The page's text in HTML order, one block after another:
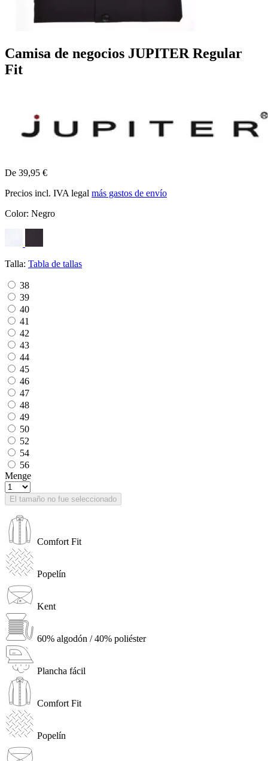
Camisa de negocios JUPITER Regular
Fit
De 39,95 €
Precios incl. IVA legal más gastos de envío
Color: Negro
Talla: Tabla de tallas
38
39
40
41
42
43
44
45
46
47
48
49
50
52
54
56
Menge
El tamaño no fue seleccionado
Comfort Fit
Popelín
Kent
60% algodón / 40% poliéster
Plancha fácil
Comfort Fit
Popelín